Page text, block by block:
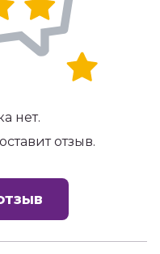
нет.
отзыв.